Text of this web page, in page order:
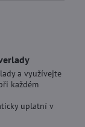
a využívejte
každém
uplatní v